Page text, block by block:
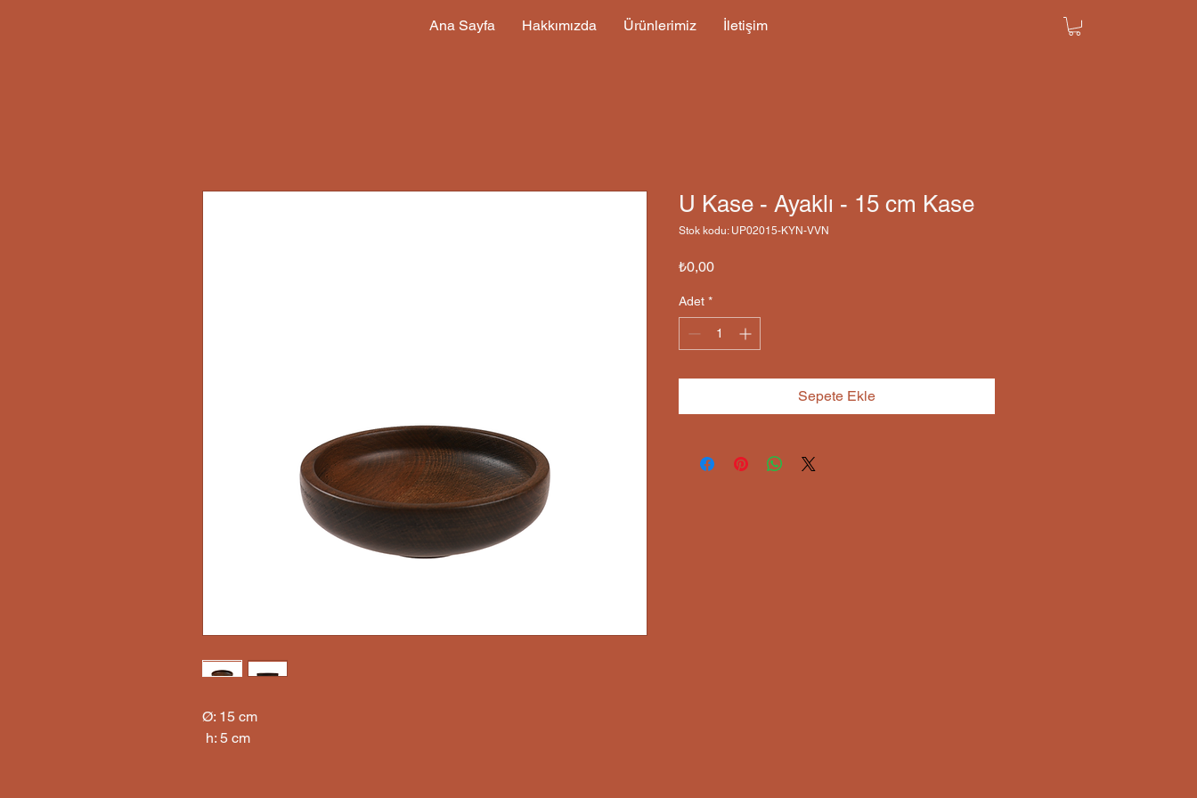
Ana Sayfa Hakkımızda Ürünlerimiz İletişim
Ø: 15 cm
h: 5 cm
U Kase - Ayaklı - 15 cm Kase
Stok kodu: UP02015-KYN-VVN
₺0,00Fiyat
Adet *
Sepete Ekle